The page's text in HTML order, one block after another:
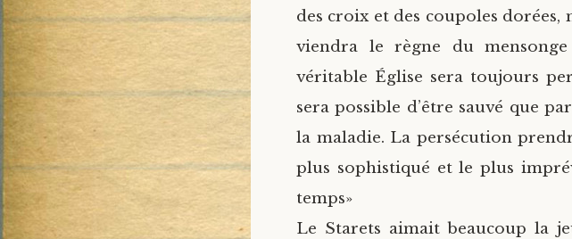
des croix et des coupoles dorées,
viendra le règne du
véritable Église sera toujours
sera possible d’être sauvé que
la maladie. La persécution
plus sophistiqué et le plus
temps»
Le Starets aimait beaucoup la